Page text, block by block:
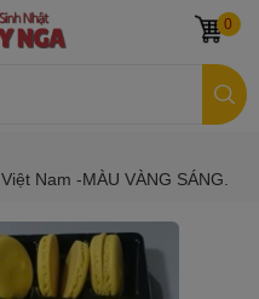
0
Nam -MÀU VÀNG SÁNG.